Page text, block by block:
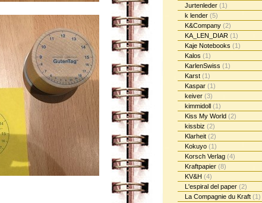
Jurtenleder (1)
k lender (5)
K&Company (2)
KA_LEN_DIAR (1)
Kaje Notebooks (1)
Kalos (1)
KarlenSwiss (1)
Karst (1)
Kaspar (1)
keiver (3)
kimmidoll (1)
Kiss My World (2)
kissbiz (2)
Klarheit (2)
Kokuyo (1)
Korsch Verlag (4)
Kraftpapier (8)
KV&H (4)
L'espiral del paper (2)
La Compagnie du Kraft (1)